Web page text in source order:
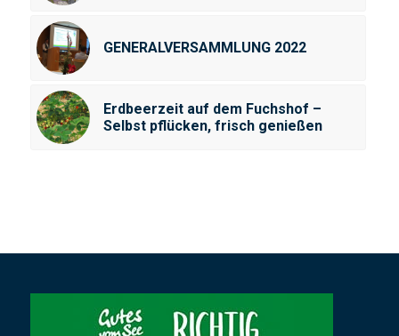
GENERALVERSAMMLUNG 2022
Erdbeerzeit auf dem Fuchshof –
Selbst pflücken, frisch genießen